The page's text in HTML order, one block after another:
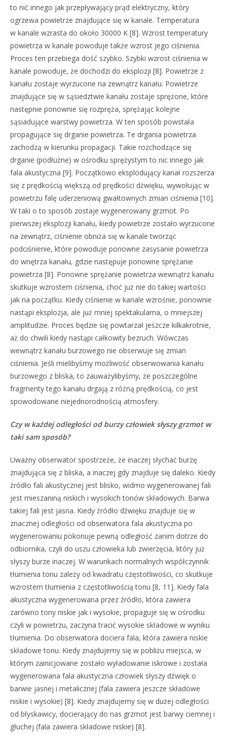
to nić innego jak przepływający prąd elektryczny, który
ogrzewa powietrze znajdujące się w kanale. Temperatura
w kanale wzrasta do około 30000 K [8]. Wzrost temperatury
powietrza w kanale powoduje także wzrost jego ciśnienia.
Proces ten przebiega dość szybko. Szybki wzrost ciśnienia w
kanale powoduje, że dochodzi do eksplozji [8]. Powietrze z
kanału zostaje wyrzucone na zewnątrz kanału. Powietrze
znajdujące się w sąsiedztwie kanału zostaje sprężone, które
następnie ponownie się rozpręża, sprężając kolejne
sąsiadujące warstwy powietrza. W ten sposób powstała
propagujące się drganie powietrza. Te drgania powietrza
zachodzą w kierunku propagacji. Takie rozchodzące się
drganie (podłużne) w ośrodku sprężystym to nic innego jak
fala akustyczna [9]. Początkowo eksplodujący kanał rozszerza
się z prędkością większą od prędkości dźwięku, wywołując w
powietrzu falę uderzeniową gwałtownych zmian ciśnienia [10].
W taki o to sposób zostaje wygenerowany grzmot. Po
pierwszej eksplozji kanału, kiedy powietrze zostało wyrzucone
na zewnątrz, ciśnienie obniża się w kanale tworząc
podciśnienie, które powoduje ponowne zasysanie powietrza
do wnętrza kanału, gdzie następuje ponowne sprężanie
powietrza [8]. Ponowne sprężanie powietrza wewnątrz kanału
skutkuje wzrostem ciśnienia, choć już nie do takiej wartości
jak na początku. Kiedy ciśnienie w kanale wzrośnie, ponownie
nastąpi eksplozja, ale już mniej spektakularna, o mniejszej
amplitudzie. Proces będzie się powtarzał jeszcze kilkakrotnie,
aż do chwili kiedy nastąpi całkowity bezruch. Wówczas
wewnątrz kanału burzowego nie obserwuje się zmian
ciśnienia. Jeśli mielibyśmy możliwość obserwowania kanału
burzowego z bliska, to zauważylibyśmy, że poszczególne
fragmenty tego kanału drgają z różną prędkością, co jest
spowodowane niejednorodnością atmosfery.
Czy w każdej odległości od burzy człowiek słyszy grzmot w
taki sam sposób?
Uważny obserwator spostrzeże, że inaczej słychać burzę
znajdująca się z bliska, a inaczej gdy znajduje się daleko. Kiedy
źródło fali akustycznej jest blisko, widmo wygenerowanej fali
jest mieszaniną niskich i wysokich tonów składowych. Barwa
takiej fali jest jasna. Kiedy źródło dźwięku znajduje się w
znacznej odległości od obserwatora fala akustyczna po
wygenerowaniu pokonuje pewną odległość zanim dotrze do
odbiornika, czyli do uszu człowieka lub zwierzęcia, który już
słyszy burze inaczej. W warunkach normalnych współczynnik
tłumienia tonu zależy od kwadratu częstotliwości, co skutkuje
wzrostem tłumienia z częstotliwością tonu [8, 11]. Kiedy fala
akustyczna wygenerowana przez źródło, która zawiera
zarówno tony niskie jak i wysokie, propaguje się w ośrodku
czyli w powietrzu, zaczyna tracić wysokie składowe w wyniku
tłumienia. Do obserwatora dociera fala, która zawiera niskie
składowe tonu. Kiedy znajdujemy się w pobliżu miejsca, w
którym zainicjowane zostało wyładowanie iskrowe i została
wygenerowana fala akustyczna człowiek słyszy dźwięk o
barwie jasnej i metalicznej (fala zawiera jeszcze składowe
niskie i wysokie) [8]. Kiedy znajdujemy się w dużej odległości
od błyskawicy, docierający do nas grzmot jest barwy ciemnej i
głuchej (fala zawiera składowe niskie) [8].